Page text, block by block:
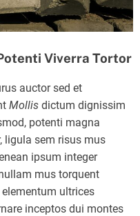
Viverra Tortor
auctor sed et
Mollis dictum dignissim
potenti magna
ligula sem risus mus
ipsum integer
mus torquent
ultrices
inceptos dui montes